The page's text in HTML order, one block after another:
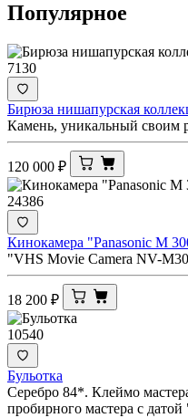
Популярное
7130
Бирюза нишапурская
Камень, уникальный своим
120 000 ₽
24386
Кинокамера "Panasonic M
"VHS Movie Camera NV-
18 200 ₽
10540
Бульотка
Серебро 84*. Клеймо
пробирного мастера с